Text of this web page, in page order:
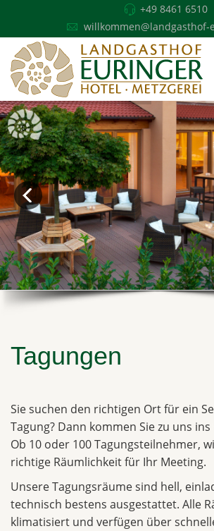
+49 8461 6510
willkommen@landgasthof-
Tagungen
Sie suchen den richtigen Ort für ein
Tagung? Dann kommen Sie zu uns
Ob 10 oder 100 Tagungsteilnehmer,
richtige Räumlichkeit für Ihr Meeting.
Unsere Tagungsräume sind hell,
technisch bestens ausgestattet. Alle
klimatisiert und verfügen über